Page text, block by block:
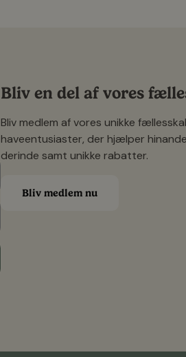
Bliv en del af vores
Bliv medlem af vores unikke
haveentusiaster, der hjælper
derinde samt unikke rabatter.
Bliv medlem nu